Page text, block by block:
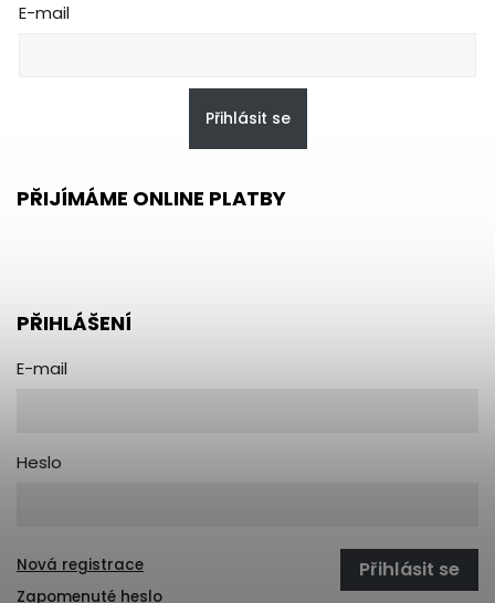
E-mail
Přihlásit se
PŘIJÍMÁME ONLINE PLATBY
PŘIHLÁŠENÍ
E-mail
Heslo
Přihlásit se
Nová registrace
Zapomenuté heslo